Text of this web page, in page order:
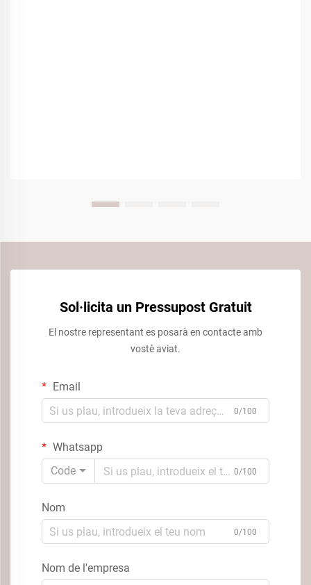
Sol·licita un Pressupost Gratuit
El nostre representant es posarà en contacte amb
vostè aviat.
Email
0/100
Whatsapp
Code
0/100
Nom
0/100
Nom de l'empresa